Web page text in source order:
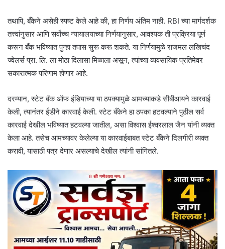
तथापि, बँकेने असेही स्पष्ट केले आहे की, हा निर्णय अंतिम नाही. RBI च्या मार्गदर्शक
तत्त्वांनुसार आणि सर्वोच्च न्यायालयाच्या निर्णयानुसार, आवश्यक ती प्रक्रिया पूर्ण
करून बँक भविष्यात पुन्हा तपास सुरू करू शकते. या निर्णयामुळे राजमल लखिचंद
ज्वेलर्स प्रा. लि. ला मोठा दिलासा मिळाला असून, त्यांच्या व्यवसायिक प्रतिमेवर
सकारात्मक परिणाम होणार आहे.
दरम्यान, स्टेट बँक ऑफ इंडियाच्या या ठपक्यामुळे आमच्याकडे सीबीआयने कारवाई
केली, त्यानंतर ईडीने कारवाई केली. स्टेट बँकेने हा ठपका हटवल्याने पुढील सर्व
कारवाई देखील भविष्यात हटवल्या जातील, असा विश्वास ईश्वरलाल जैन यांनी व्यक्त
केला आहे. तसेच आमच्यावर केलेल्या या कारवाईबाबत स्टेट बँकेने दिलगीरी व्यक्त
करावी, यासाठी पत्र देणार असल्याचे देखील त्यांनी सांगितले.